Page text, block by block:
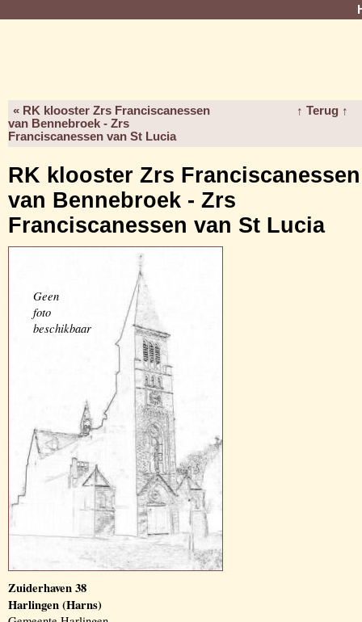
« RK klooster Zrs Franciscanessen
van Bennebroek - Zrs
Franciscanessen van St Lucia
↑ Terug ↑
RK klooster Zrs Franciscanessen
van Bennebroek - Zrs
Franciscanessen van St Lucia
Geen
foto
beschikbaar
Zuiderhaven 38
Harlingen (Harns)